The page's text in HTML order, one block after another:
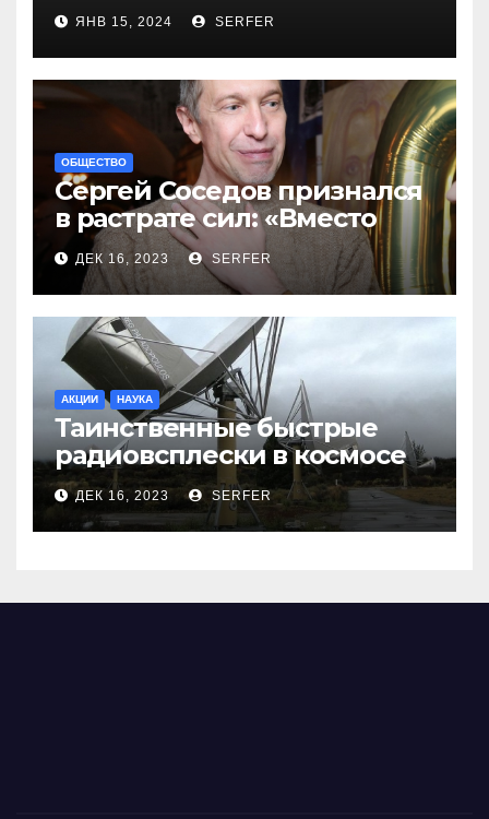
новинок
ЯНВ 15, 2024 SERFER
ОБЩЕСТВО
Сергей Соседов признался
в растрате сил: «Вместо
меня взяли Пригожина»
ДЕК 16, 2023 SERFER
АКЦИИ НАУКА
Таинственные быстрые
радиовсплески в космосе
сделались все более
странными
ДЕК 16, 2023 SERFER